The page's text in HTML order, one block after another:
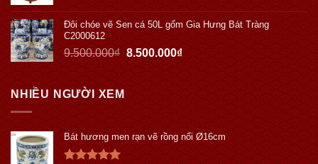
Đôi chóe vẽ Sen cá 50L gốm Gia Hưng Bát Tràng
C2000612
9.500.000₫ 8.500.000₫
NHIỀU NGƯỜI XEM
Bát hương men rạn vẽ rồng nổi Ø16cm